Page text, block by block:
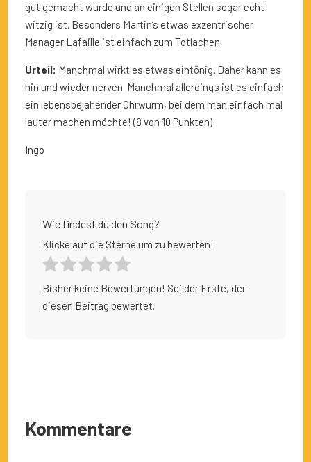
gut gemacht wurde und an einigen Stellen sogar echt
witzig ist. Besonders Martin’s etwas exzentrischer
Manager Lafaille ist einfach zum Totlachen.
Urteil: Manchmal wirkt es etwas eintönig. Daher kann es
hin und wieder nerven. Manchmal allerdings ist es einfach
ein lebensbejahender Ohrwurm, bei dem man einfach mal
lauter machen möchte! (8 von 10 Punkten)
Ingo
Wie findest du den Song?
Klicke auf die Sterne um zu bewerten!
Bisher keine Bewertungen! Sei der Erste, der
diesen Beitrag bewertet.
Kommentare